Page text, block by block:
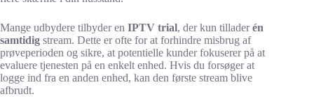
Mange udbydere tilbyder en IPTV trial, der kun tilladerén
samtidig stream. Dette er ofte for at forhindre misbrug af
prøveperioden og sikre, at potentielle kunder fokuserer på at
evaluere tjenesten på en enkelt enhed. Hvis du forsøger at
logge ind fra en anden enhed, kan den første stream blive
afbrudt.